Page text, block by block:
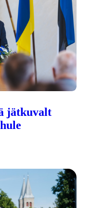
jätkuvalt